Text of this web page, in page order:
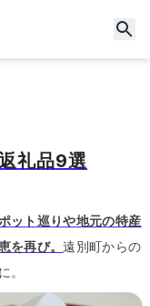
礼品9選
ット巡りや地元の特産
を再び。遠別町からの
。